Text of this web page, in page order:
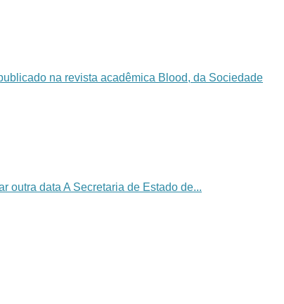
na revista acadêmica Blood, da Sociedade
outra data A Secretaria de Estado de...